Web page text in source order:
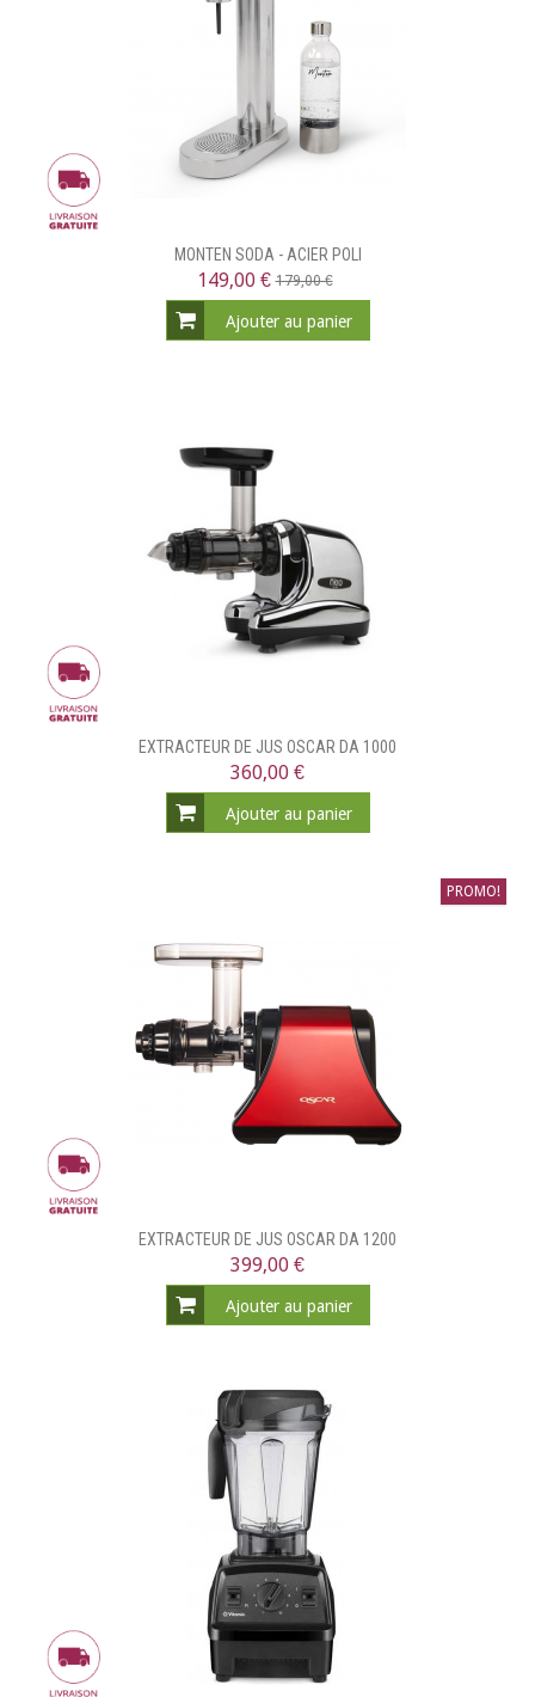
MONTEN SODA - ACIER POLI
149,00 €179,00 €
Ajouter au panier
EXTRACTEUR DE JUS OSCAR DA 1000
360,00 €
Ajouter au panier
PROMO!
EXTRACTEUR DE JUS OSCAR DA 1200
399,00 €
Ajouter au panier